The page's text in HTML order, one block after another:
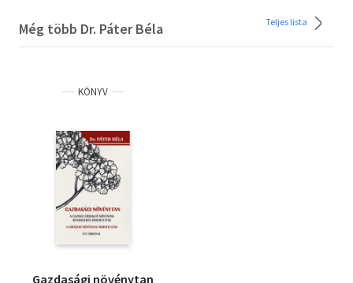
Még több Dr. Páter Béla Teljes lista
KÖNYV
Gazdasági növénytan